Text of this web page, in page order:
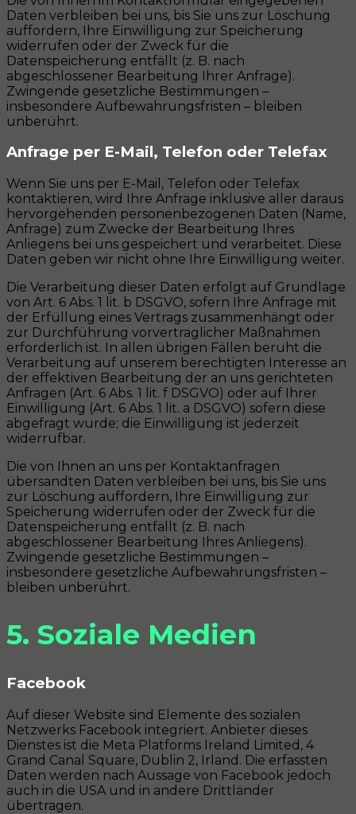
Daten verbleiben bei uns, bis Sie uns zur Löschung
auffordern, Ihre Einwilligung zur Speicherung
widerrufen oder der Zweck für die
Datenspeicherung entfällt (z. B. nach
abgeschlossener Bearbeitung Ihrer Anfrage).
Zwingende gesetzliche Bestimmungen –
insbesondere Aufbewahrungsfristen – bleiben
unberührt.
Anfrage per E-Mail, Telefon oder Telefax
Wenn Sie uns per E-Mail, Telefon oder Telefax
kontaktieren, wird Ihre Anfrage inklusive aller daraus
hervorgehenden personenbezogenen Daten (Name,
Anfrage) zum Zwecke der Bearbeitung Ihres
Anliegens bei uns gespeichert und verarbeitet. Diese
Daten geben wir nicht ohne Ihre Einwilligung weiter.
Die Verarbeitung dieser Daten erfolgt auf Grundlage
von Art. 6 Abs. 1 lit. b DSGVO, sofern Ihre Anfrage mit
der Erfüllung eines Vertrags zusammenhängt oder
zur Durchführung vorvertraglicher Maßnahmen
erforderlich ist. In allen übrigen Fällen beruht die
Verarbeitung auf unserem berechtigten Interesse an
der effektiven Bearbeitung der an uns gerichteten
Anfragen (Art. 6 Abs. 1 lit. f DSGVO) oder auf Ihrer
Einwilligung (Art. 6 Abs. 1 lit. a DSGVO) sofern diese
abgefragt wurde; die Einwilligung ist jederzeit
widerrufbar.
Die von Ihnen an uns per Kontaktanfragen
übersandten Daten verbleiben bei uns, bis Sie uns
zur Löschung auffordern, Ihre Einwilligung zur
Speicherung widerrufen oder der Zweck für die
Datenspeicherung entfällt (z. B. nach
abgeschlossener Bearbeitung Ihres Anliegens).
Zwingende gesetzliche Bestimmungen –
insbesondere gesetzliche Aufbewahrungsfristen –
bleiben unberührt.
5. Soziale Medien
Facebook
Auf dieser Website sind Elemente des sozialen
Netzwerks Facebook integriert. Anbieter dieses
Dienstes ist die Meta Platforms Ireland Limited, 4
Grand Canal Square, Dublin 2, Irland. Die erfassten
Daten werden nach Aussage von Facebook jedoch
auch in die USA und in andere Drittländer
übertragen.